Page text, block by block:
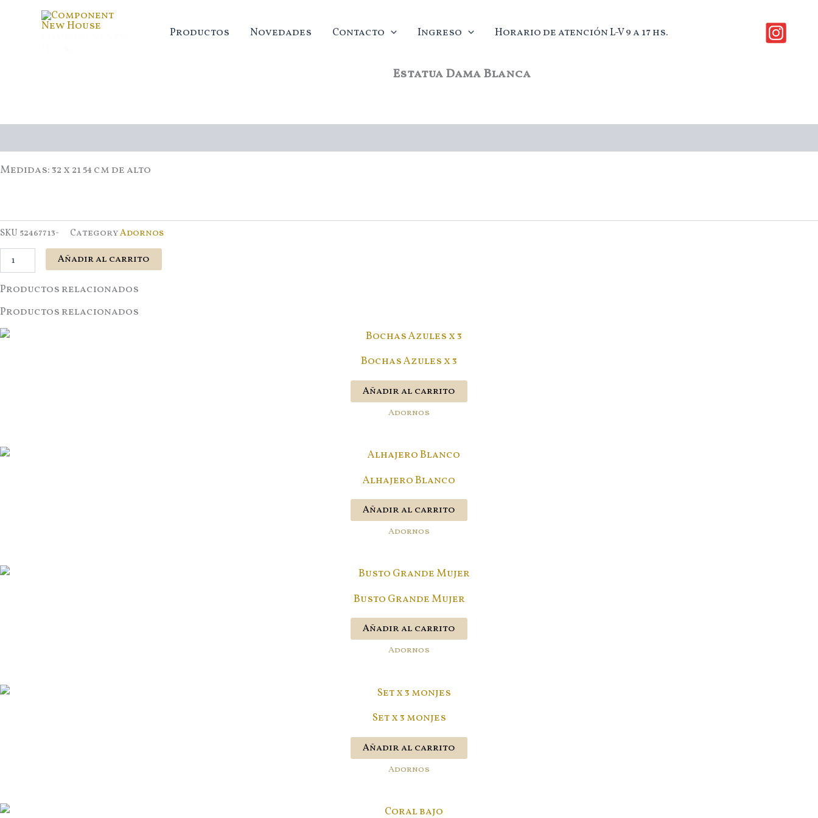
Productos Novedades Contacto Ingreso Horario de atención L-V 9 a 17 hs.
Estatua Dama Blanca
Medidas: 32 x 21 54 cm de alto
SKU 52467713- CategoryAdornos
Añadir al carrito
Productos relacionados
Productos relacionados
Bochas Azules x 3
Añadir al carrito
Adornos
Alhajero Blanco
Añadir al carrito
Adornos
Busto Grande Mujer
Añadir al carrito
Adornos
Set x 3 monjes
Añadir al carrito
Adornos